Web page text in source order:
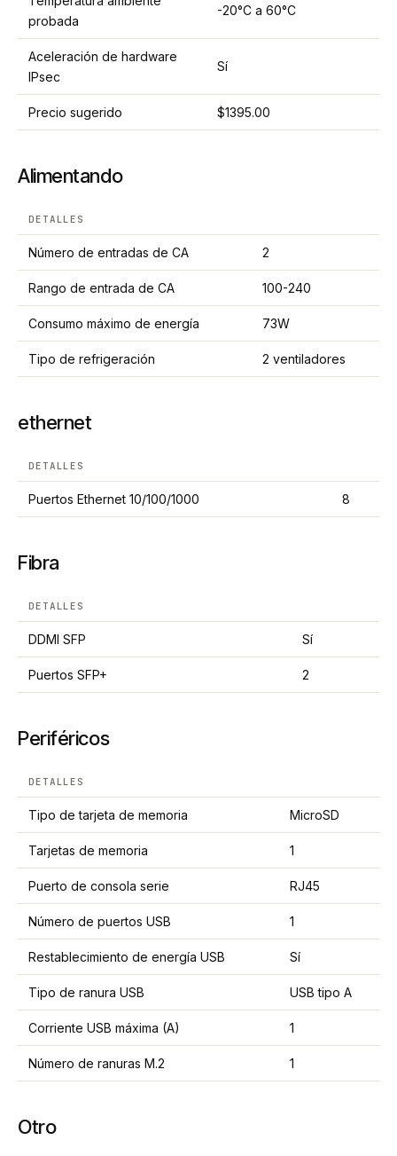
probada
-20°C a 60°C
Aceleración de hardware
IPsec
Sí
Precio sugerido $1395.00
Alimentando
DETALLES
Número de entradas de CA 2
Rango de entrada de CA 100-240
Consumo máximo de energía 73W
Tipo de refrigeración 2 ventiladores
ethernet
DETALLES
Puertos Ethernet 10/100/1000 8
Fibra
DETALLES
DDMI SFP Sí
Puertos SFP+ 2
Periféricos
DETALLES
Tipo de tarjeta de memoria MicroSD
Tarjetas de memoria 1
Puerto de consola serie RJ45
Número de puertos USB 1
Restablecimiento de energía USB Sí
Tipo de ranura USB USB tipo A
Corriente USB máxima (A) 1
Número de ranuras M.2 1
Otro